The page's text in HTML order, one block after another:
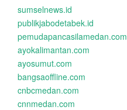
sumselnews.id
publikjabodetabek.id
pemudapancasilamedan.com
ayokalimantan.com
ayosumut.com
bangsaoffline.com
cnbcmedan.com
cnnmedan.com